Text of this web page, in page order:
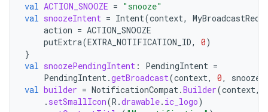
val ACTION_SNOOZE = "snooze"
val snoozeIntent = Intent(context,
action = ACTION_SNOOZE
putExtra(EXTRA_NOTIFICATION_ID, 0)
}
val snoozePendingIntent : PendingIntent =
PendingIntent.getBroadcast(context, 0,
val builder = NotificationCompat.Builder(context,
. setSmallIcon(R .drawable. ic_logo)